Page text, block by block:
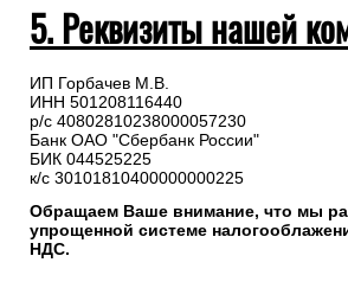
5. Реквизиты нашей
ИП Горбачев М.В.
ИНН 501208116440
р/с 40802810238000057230
Банк ОАО "Сбербанк России"
БИК 044525225
к/с 30101810400000000225
Обращаем Ваше внимание, что мы
упрощенной системе
НДС.